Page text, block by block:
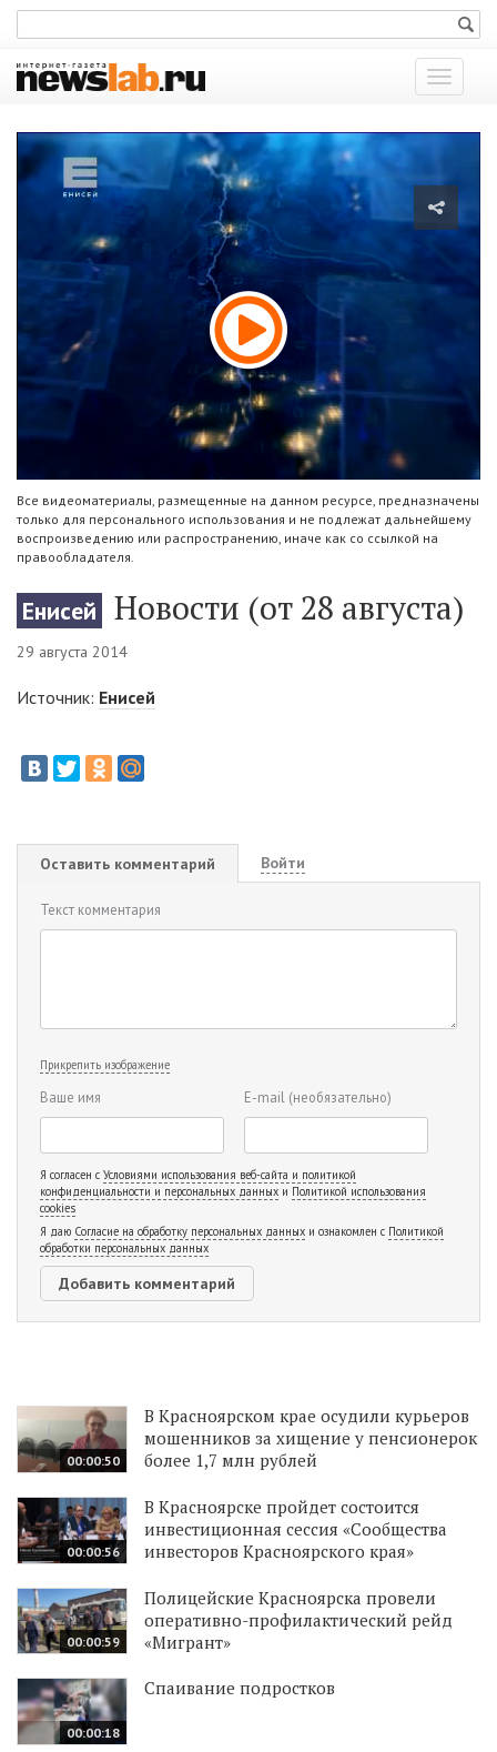
Показать
меню
Все видеоматериалы, размещенные на данном ресурсе, предназначены
только для персонального использования и не подлежат дальнейшему
воспроизведению или распространению, иначе как со ссылкой на
правообладателя.
Енисей Новости (от 28 августа)
29 августа 2014
Источник: Енисей
Оставить комментарий Войти
Текст комментария
Прикрепить изображение
Ваше имя E-mail (необязательно)
Я согласен с Условиями использования веб-сайта и политикой
конфиденциальности и персональных данных и Политикой использования
cookies
Я даю Согласие на обработку персональных данных и ознакомлен с Политикой
обработки персональных данных
00:00:50
В Красноярском крае осудили курьеров
мошенников за хищение у пенсионерок
более 1,7 млн рублей
00:00:56
В Красноярске пройдет состоится
инвестиционная сессия «Сообщества
инвесторов Красноярского края»
00:00:59
Полицейские Красноярска провели
оперативно-профилактический рейд
«Мигрант»
00:00:18
Спаивание подростков